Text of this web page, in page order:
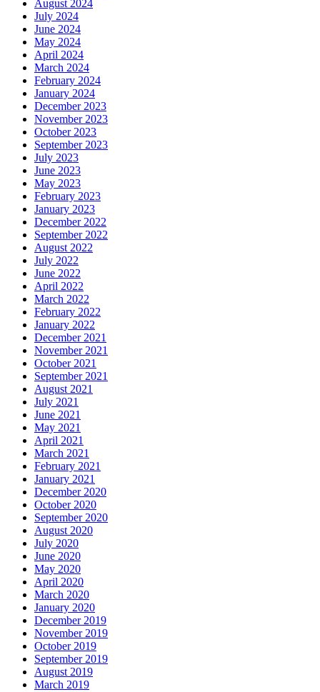
August 2024
July 2024
June 2024
May 2024
April 2024
March 2024
February 2024
January 2024
December 2023
November 2023
October 2023
September 2023
July 2023
June 2023
May 2023
February 2023
January 2023
December 2022
September 2022
August 2022
July 2022
June 2022
April 2022
March 2022
February 2022
January 2022
December 2021
November 2021
October 2021
September 2021
August 2021
July 2021
June 2021
May 2021
April 2021
March 2021
February 2021
January 2021
December 2020
October 2020
September 2020
August 2020
July 2020
June 2020
May 2020
April 2020
March 2020
January 2020
December 2019
November 2019
October 2019
September 2019
August 2019
March 2019